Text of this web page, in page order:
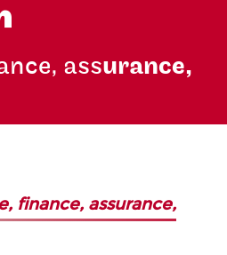
assurance,
finance, assurance,